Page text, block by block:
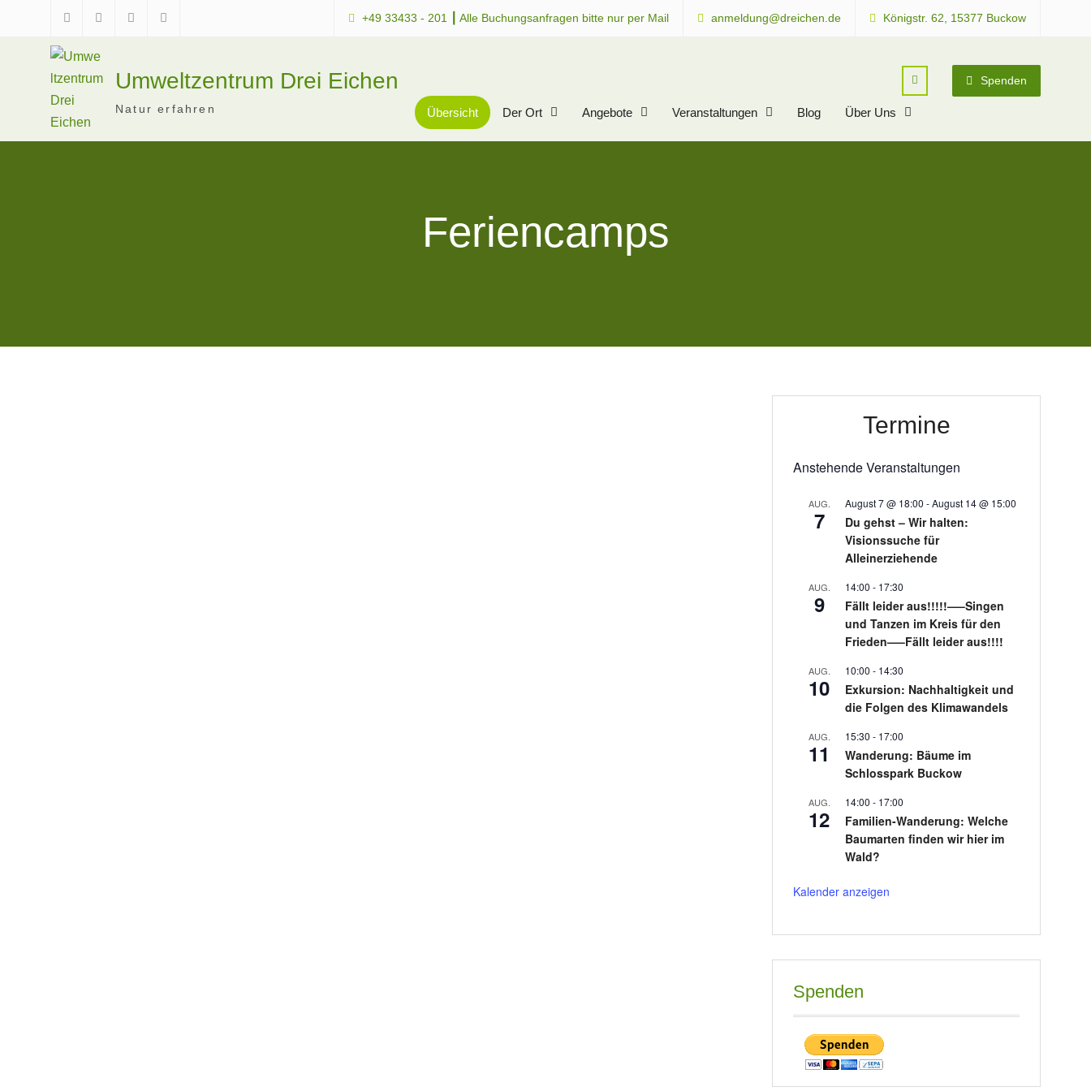
+49 33433 - 201 ┃ Alle Buchungsanfragen bitte nur per Mail anmeldung@dreichen.de Königstr. 62, 15377 Buckow
Spenden
Umweltzentrum Drei Eichen
Natur erfahren Übersicht Der Ort Angebote Veranstaltungen Blog Über Uns
Feriencamps
Termine
Anstehende Veranstaltungen
AUG.
7
August 7 @ 18:00 -August 14 @ 15:00
Du gehst – Wir halten:
Visionssuche für
Alleinerziehende
AUG.
9
14:00 - 17:30
Fällt leider aus!!!!!—–Singen
und Tanzen im Kreis für den
Frieden—–Fällt leider aus!!!!
AUG.
10
10:00 - 14:30
Exkursion: Nachhaltigkeit und
die Folgen des Klimawandels
AUG.
11
15:30 - 17:00
Wanderung: Bäume im
Schlosspark Buckow
AUG.
12
14:00 - 17:00
Familien-Wanderung: Welche
Baumarten finden wir hier im
Wald?
Kalender anzeigen
Spenden